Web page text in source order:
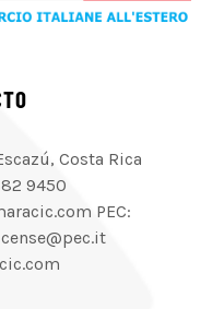
Costa Rica
9450
PEC: